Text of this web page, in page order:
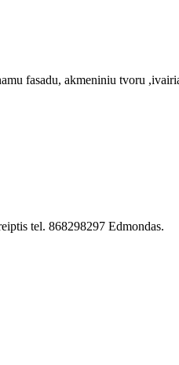
fasadu, akmeniniu tvoru
tel. 868298297 Edmondas.